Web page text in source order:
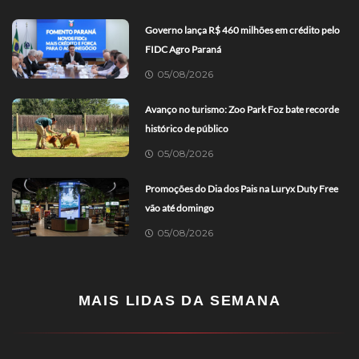
Governo lança R$ 460 milhões em crédito pelo
FIDC Agro Paraná
05/08/2026
Avanço no turismo: Zoo Park Foz bate recorde
histórico de público
05/08/2026
Promoções do Dia dos Pais na Luryx Duty Free
vão até domingo
05/08/2026
MAIS LIDAS DA SEMANA